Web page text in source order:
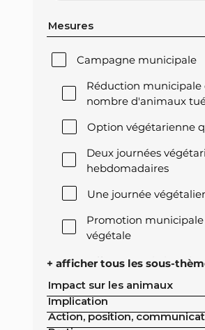
Mesures
Campagne municipale
Réduction municipale
nombre d'animaux
Option végétarienne
Deux journées
hebdomadaires
Une journée
Promotion
végétale
Offre végétale lors des
Exclusion de l'élevage
publics de la ville
+ afficher tous les sous-
Impact sur les animaux
Implication
Action, position,